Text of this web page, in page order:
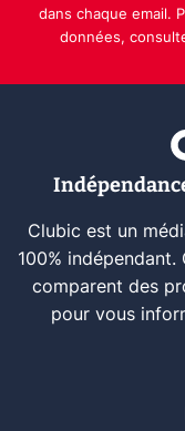
dans chaque email.
données,
Clubic est un
100%
comparent des
pour vous